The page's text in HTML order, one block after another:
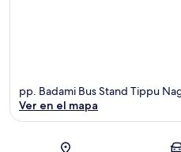
pp. Badami Bus Stand Tippu
Ver en el mapa